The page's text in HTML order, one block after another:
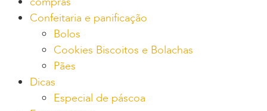
Confeitaria e panificação
Bolos
Cookies Biscoitos e Bolachas
Pães
Dicas
Especial de páscoa